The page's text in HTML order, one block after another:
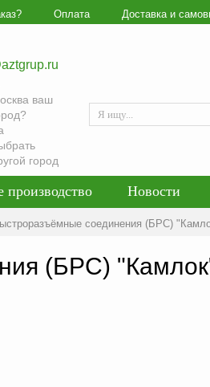
Оплата Доставка и
ваш
город
Новости
данных
Блог
Политика обработки
соединения (БРС)
(БРС)